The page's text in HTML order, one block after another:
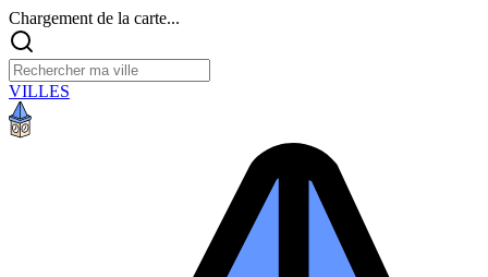
Chargement de la carte...
VILLES